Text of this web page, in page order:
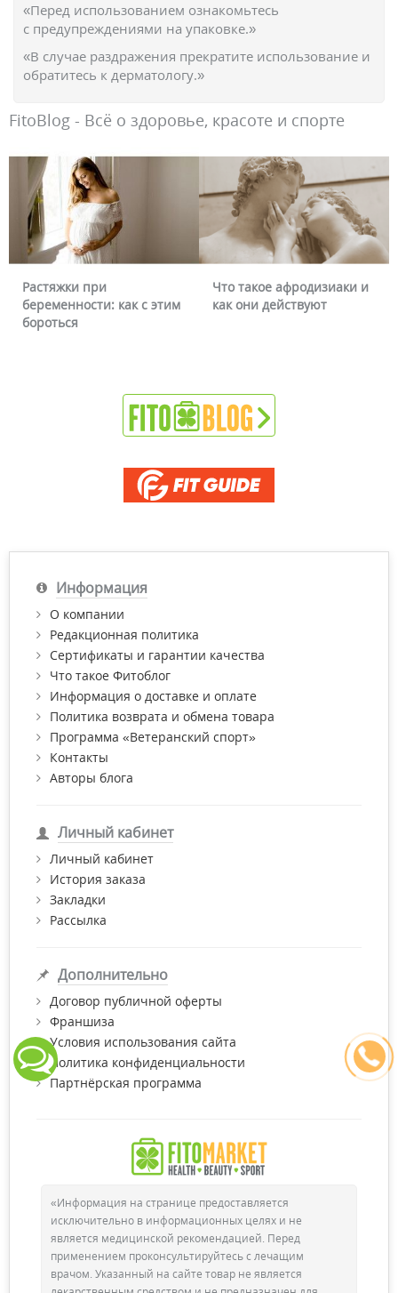
«Перед использованием ознакомьтесь
с предупреждениями на упаковке.»
«В случае раздражения прекратите использование и
обратитесь к дерматологу.»
FitoBlog - Всё о здоровье, красоте и спорте
при
как с этим
Что такое афродизиаки и
как они действуют
Информация
О компании
Редакционная политика
Сертификаты и гарантии качества
Что такое Фитоблог
Информация о доставке и оплате
Политика возврата и обмена товара
Программа «Ветеранский спорт»
Контакты
Авторы блога
Личный кабинет
Личный кабинет
История заказа
Закладки
Рассылка
Дополнительно
Договор публичной оферты
Франшиза
Условия использования сайта
Политика конфиденциальности
Партнёрская программа
«Информация на странице предоставляется
исключительно в информационных целях и не
является медицинской рекомендацией. Перед
применением проконсультируйтесь с лечащим
врачом. Указанный на сайте товар не является